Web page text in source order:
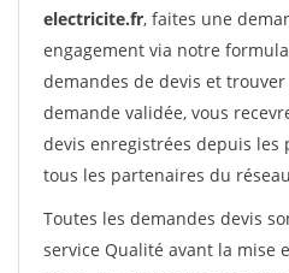
electricite.fr, faites une
engagement via notre
demandes de devis et
demande validée, vous
devis enregistrées depuis les
tous les partenaires du
Toutes les demandes devis
service Qualité avant la mise